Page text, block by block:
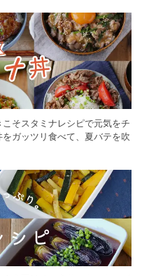
そスタミナレシピで元気をチ
ガッツリ食べて、夏バテを吹